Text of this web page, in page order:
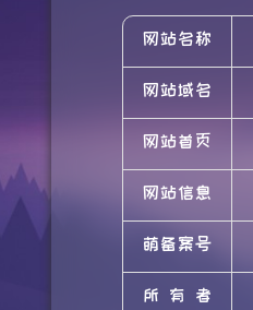
网站名称
网站域名
网站首页
网站信息
萌备案号
所有者